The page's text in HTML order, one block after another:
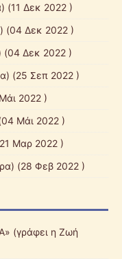
(11 Δεκ 2022 )
(04 Δεκ 2022 )
(04 Δεκ 2022 )
(25 Σεπ 2022 )
2022 )
Μάι 2022 )
Μαρ 2022 )
(28 Φεβ 2022 )
(γράφει η Ζωή